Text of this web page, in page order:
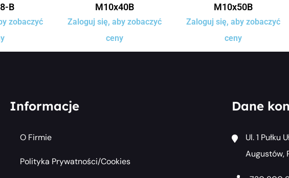
B
zobaczyć
M10x40B
Zaloguj się, aby zobaczyć
ceny
M10x50B
Zaloguj się, aby zobaczyć
ceny
Informacje
O Firmie
Polityka Prywatności/cookies
Dane
Ul. 1 Pułku
Augustów,